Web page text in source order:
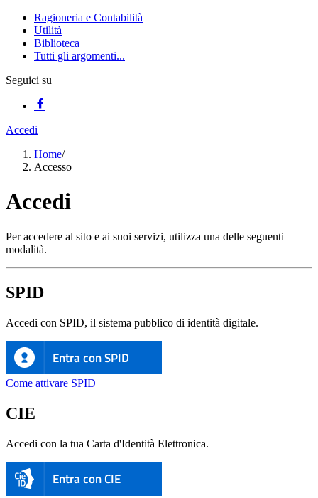
Ragioneria e Contabilità
Utilità
Biblioteca
Tutti gli argomenti...
Seguici su
Accedi
Home/
Accesso
Accedi
Per accedere al sito e ai suoi servizi, utilizza una delle seguenti
modalità.
SPID
Accedi con SPID, il sistema pubblico di identità digitale.
Entra con SPID
Come attivare SPID
CIE
Accedi con la tua Carta d'Identità Elettronica.
Entra con CIE